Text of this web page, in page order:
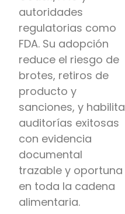
autoridades
regulatorias como
FDA. Su adopción
reduce el riesgo de
brotes, retiros de
producto y
sanciones, y habilita
auditorías exitosas
con evidencia
documental
trazable y oportuna
en toda la cadena
alimentaria.